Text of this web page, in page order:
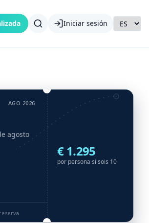
Iniciar sesión
AGO 2026
agosto
€ 1.295
por persona si sois 10